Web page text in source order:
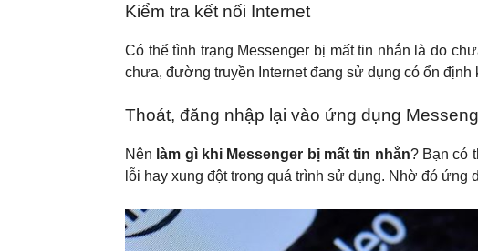
Kiểm tra kết nối Internet
Có thể tình trạng Messenger bị mất tin nhắn là do
chưa, đường truyền Internet đang sử dụng có ổn định
Thoát, đăng nhập lại vào ứng dụng
Nên làm gì khi Messenger bị mất tin nhắn? Bạn có
lỗi hay xung đột trong quá trình sử dụng. Nhờ đó